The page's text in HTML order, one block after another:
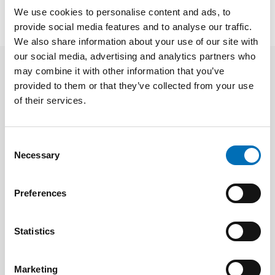
We use cookies to personalise content and ads, to
provide social media features and to analyse our traffic.
We also share information about your use of our site with
our social media, advertising and analytics partners who
may combine it with other information that you’ve
provided to them or that they’ve collected from your use
of their services.
Selection
Necessary
Preferences
Statistics
Marketing
Facts
Related content